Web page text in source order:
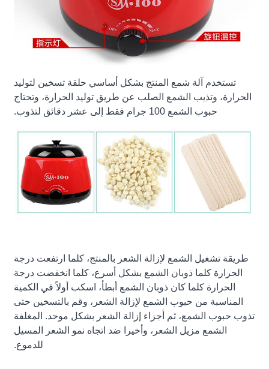
تستخدم آلة شمع المنتج بشكل أساسي حلقة تسخين لتوليد
الحرارة، وتذيب الشمع الصلب عن طريق توليد الحرارة، وتحتاج
حبوب الشمع 100 جرام فقط إلى عشر دقائق لتذوب.
طريقة تشغيل الشمع لإزالة الشعر بالمنتج، كلما ارتفعت درجة
الحرارة كلما ذوبان الشمع بشكل أسرع، كلما انخفضت درجة
الحرارة كلما كان ذوبان الشمع أبطأ، اسكب أولاً في الكمية
المناسبة من حبوب الشمع لإزالة الشعر، وقم بالتسخين حتى
تذوب حبوب الشمع، ثم أجزاء إزالة الشعر بشكل موحد. المغلفة
الشمع مزيل الشعر، وأخيرا ضد اتجاه نمو الشعر المسيل
للدموع.